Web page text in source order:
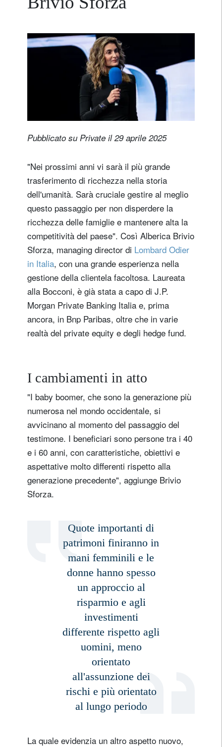
Pubblicato su Private il 29 aprile 2025
"Nei prossimi anni vi sarà il più grande
trasferimento di ricchezza nella storia
dell'umanità. Sarà cruciale gestire al meglio
questo passaggio per non disperdere la
ricchezza delle famiglie e mantenere alta la
competitività del paese". Così Alberica Brivio
Sforza, managing director di Lombard Odier
in Italia, con una grande esperienza nella
gestione della clientela facoltosa. Laureata
alla Bocconi, è già stata a capo di J.P.
Morgan Private Banking Italia e, prima
ancora, in Bnp Paribas, oltre che in varie
realtà del private equity e degli hedge fund.
I cambiamenti in atto
"I baby boomer, che sono la generazione più
numerosa nel mondo occidentale, si
avvicinano al momento del passaggio del
testimone. I beneficiari sono persone tra i 40
e i 60 anni, con caratteristiche, obiettivi e
aspettative molto differenti rispetto alla
generazione precedente", aggiunge Brivio
Sforza.
Quote importanti di
patrimoni finiranno in
mani femminili e le
donne hanno spesso
un approccio al
risparmio e agli
investimenti
differente rispetto agli
uomini, meno
orientato
all'assunzione dei
rischi e più orientato
al lungo periodo
La quale evidenzia un altro aspetto nuovo,